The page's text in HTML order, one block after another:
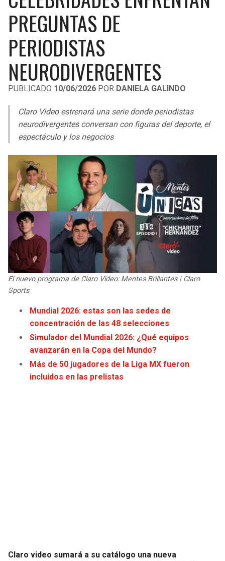
LIGA DE EXPANSIÓN MX
LEAGUES CUP
UEFA EUROPA LEAGUE
UEFA CONFERENCE LEAGUE
MLS
COPA LIBERTADORES
LIGA BETPLAY
OTRAS LIGAS
RAIDERS
CHARGERS
RAVENS
STEELERS
TEXANS
COLTS
JAGUARS
TITANS
COWBOYS
GIANTS
EAGLES
COMMANDERS
CAVALIERS
PISTONS
PACERS
HORNETS
HEAT
MAGIC
WIZARDS
WARRIORS
CLIPPERS
LAKERS
SUNS
KINGS
PREGUNTAS DE
PERIODISTAS
NEURODIVERGENTES
PUBLICADO 10/06/2026 POR DANIELA GALINDO
Claro Video estrenará una serie donde periodistas
neurodivergentes conversan con figuras del deporte, el
espectáculo y los negocios
El nuevo programa de Claro Video: Mentes Brillantes | Claro
Sports
Mundial 2026: estas son las sedes de
concentración de las 48 selecciones
Simulador del Mundial 2026: ¿Qué equipos
avanzarán en la Copa del Mundo?
Más de 50 jugadores de la Liga MX fueron
incluidos en las prelistas
Claro video sumará a su catálogo una nueva